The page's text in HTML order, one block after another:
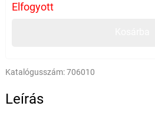
Elfogyott
Katalógusszám:706010
Leírás